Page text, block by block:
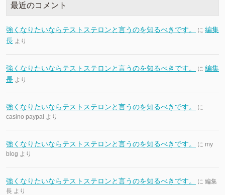
最近のコメント
強くなりたいならテストステロンと言うのを知るべきです。 に 編集
長 より
強くなりたいならテストステロンと言うのを知るべきです。 に 編集
長 より
強くなりたいならテストステロンと言うのを知るべきです。
に
casino paypal より
強くなりたいならテストステロンと言うのを知るべきです。 に my
blog より
強くなりたいならテストステロンと言うのを知るべきです。 に 編集
長 より